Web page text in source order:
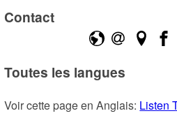
Contact
Toutes les langues
Voir cette page en Anglais: Listen